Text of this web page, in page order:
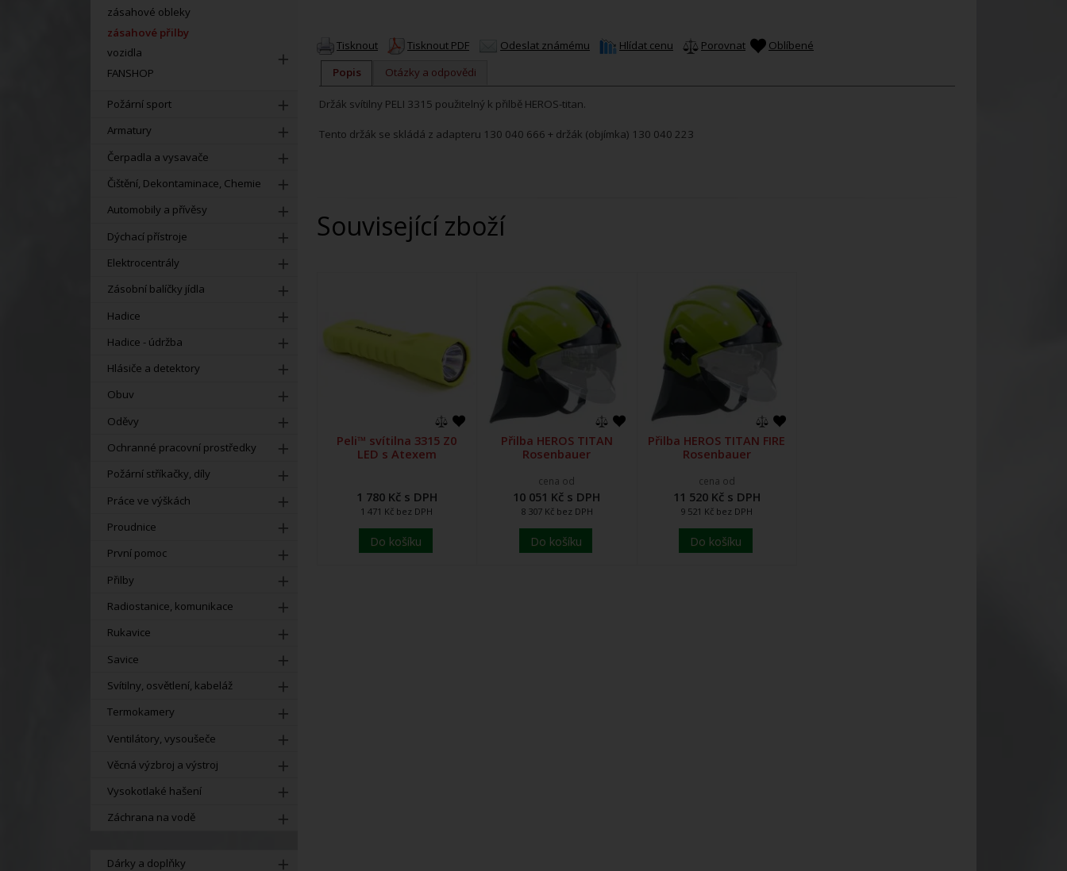
zásahové obleky
zásahové přilby
vozidla
FANSHOP
Požární sport
Armatury
Čerpadla a vysavače
Čištění, Dekontaminace, Chemie
Automobily a přívěsy
Dýchací přístroje
Elektrocentrály
Zásobní balíčky jídla
Hadice
Hadice - údržba
Hlásiče a detektory
Obuv
Oděvy
Ochranné pracovní prostředky
Požární stříkačky, díly
Práce ve výškách
Proudnice
První pomoc
Přilby
Radiostanice, komunikace
Rukavice
Savice
Svítilny, osvětlení, kabeláž
Termokamery
Ventilátory, vysoušeče
Věcná výzbroj a výstroj
Vysokotlaké hašení
Záchrana na vodě
Dárky a doplňky
Tisknout Tisknout PDF Odeslat známému Hlídat cenu Porovnat
Oblíbené
Popis
Otázky a odpovědi
Držák svítilny PELI 3315 použitelný k přilbě HEROS-titan.
Tento držák se skládá z adapteru 130 040 666 + držák (objímka) 130 040 223
Související zboží
Peli™ svítilna 3315 Z0
LED s Atexem
1 780 Kč s DPH
1 471 Kč bez DPH
Do košíku
Přilba HEROS TITAN
Rosenbauer
cena od
10 051 Kč s DPH
8 307 Kč bez DPH
Do košíku
Přilba HEROS TITAN FIRE
Rosenbauer
cena od
11 520 Kč s DPH
9 521 Kč bez DPH
Do košíku